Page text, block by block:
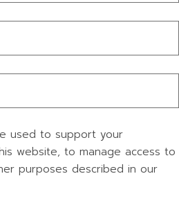
used to support your
website, to manage access to
purposes described in our